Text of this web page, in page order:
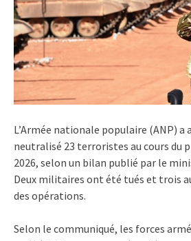
L’Armée nationale populaire (ANP) a
neutralisé 23 terroristes au cours du
2026, selon un bilan publié par le
Deux militaires ont été tués et trois
des opérations.
Selon le communiqué, les forces